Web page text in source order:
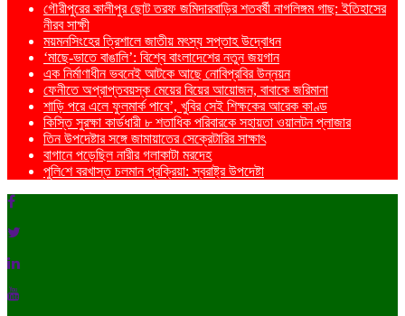
গৌরীপুরের কালীপুর ছোট তরফ জমিদারবাড়ির শতবর্ষী নাগলিঙ্গম গাছ: ইতিহাসের
নীরব সাক্ষী
ময়মনসিংহের ত্রিশালে জাতীয় মৎস্য সপ্তাহ উদ্বোধন
‘মাছে-ভাতে বাঙালি’: বিশ্বে বাংলাদেশের নতুন জয়গান
এক নির্মাণাধীন ভবনেই আটকে আছে নোবিপ্রবির উন্নয়ন
ফেনীতে অপ্রাপ্তবয়স্ক মেয়ের বিয়ের আয়োজন, বাবাকে জরিমানা
শাড়ি পরে এলে ফুলমার্ক পাবে’, খুবির সেই শিক্ষকের আরেক কাণ্ড
কিস্তি সুরক্ষা কার্ডধারী ৮ শতাধিক পরিবারকে সহায়তা ওয়ালটন প্লাজার
তিন উপদেষ্টার সঙ্গে জামায়াতের সেক্রেটারির সাক্ষাৎ
বাগানে পড়েছিল নারীর গলাকাটা মরদেহ
পু‌লি‌শে বরখাস্ত চলমান প্রক্রিয়া: স্বরাষ্ট্র উপদেষ্টা